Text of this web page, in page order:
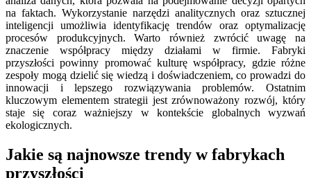
na faktach. Wykorzystanie narzędzi analitycznych oraz sztucznej
inteligencji umożliwia identyfikację trendów oraz optymalizację
procesów produkcyjnych. Warto również zwrócić uwagę na
znaczenie współpracy między działami w firmie. Fabryki
przyszłości powinny promować kulturę współpracy, gdzie różne
zespoły mogą dzielić się wiedzą i doświadczeniem, co prowadzi do
innowacji i lepszego rozwiązywania problemów. Ostatnim
kluczowym elementem strategii jest zrównoważony rozwój, który
staje się coraz ważniejszy w kontekście globalnych wyzwań
ekologicznych.
Jakie są najnowsze trendy w fabrykach
przyszłości